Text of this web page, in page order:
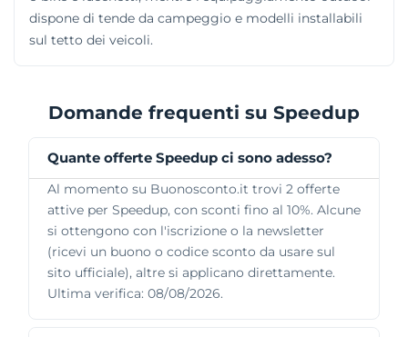
dispone di tende da campeggio e modelli installabili
sul tetto dei veicoli.
Domande frequenti su Speedup
Quante offerte Speedup ci sono adesso?
Al momento su Buonosconto.it trovi 2 offerte
attive per Speedup, con sconti fino al 10%. Alcune
si ottengono con l'iscrizione o la newsletter
(ricevi un buono o codice sconto da usare sul
sito ufficiale), altre si applicano direttamente.
Ultima verifica: 08/08/2026.